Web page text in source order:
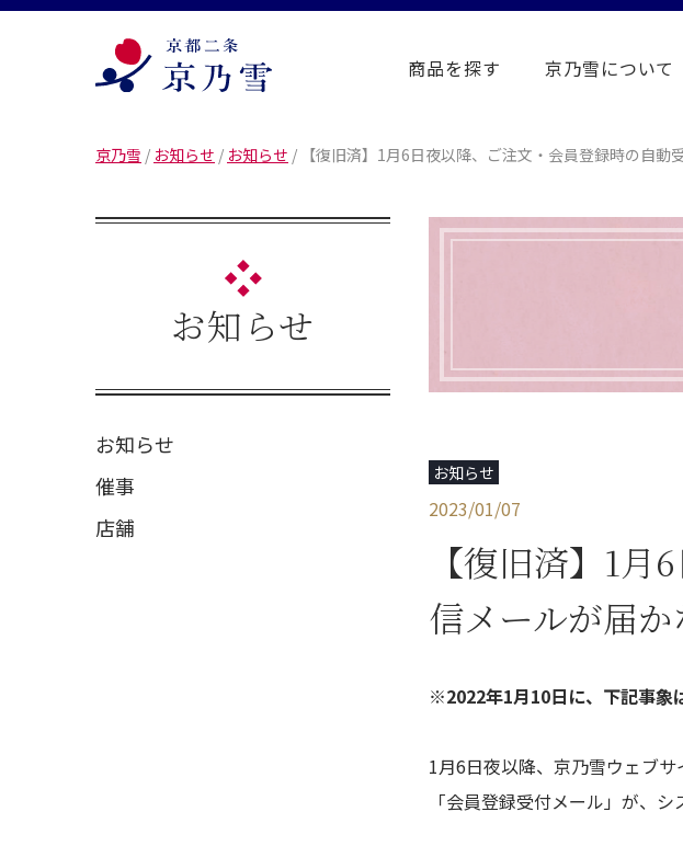
商品を探す 京乃雪について
京乃雪 / お知らせ / お知らせ / 【復旧済】1月6日夜以降、ご注文・会員登録時の自
お知らせ
2023/01/07
【復旧済】1
信メールが届
※2022年1月10日に、下記事象
1月6日夜以降、京乃雪ウェブ
「会員登録受付メール」が、
お知らせ
お知らせ
催事
店舗